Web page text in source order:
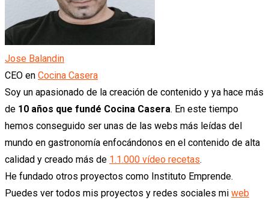
Jose Balandin
CEO en Cocina Casera
Soy un apasionado de la creación de contenido y ya hace más
de 10 años que fundé Cocina Casera. En este tiempo
hemos conseguido ser unas de las webs más leídas del
mundo en gastronomía enfocándonos en el contenido de alta
calidad y creado más de 1.1.000 vídeo recetas.
He fundado otros proyectos como Instituto Emprende.
Puedes ver todos mis proyectos y redes sociales mi web